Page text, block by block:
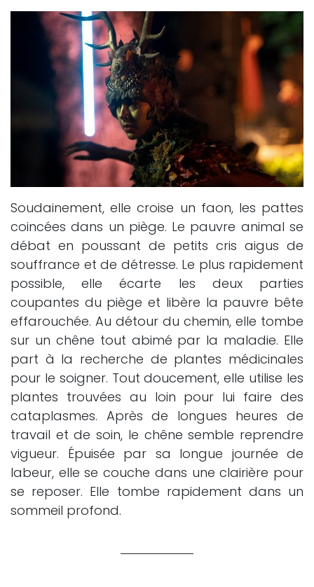
Soudainement, elle croise un faon, les pattes
coincées dans un piège. Le pauvre animal se
débat en poussant de petits cris aigus de
souffrance et de détresse. Le plus rapidement
possible, elle écarte les deux parties
coupantes du piège et libère la pauvre bête
effarouchée. Au détour du chemin, elle tombe
sur un chêne tout abimé par la maladie. Elle
part à la recherche de plantes médicinales
pour le soigner. Tout doucement, elle utilise les
plantes trouvées au loin pour lui faire des
cataplasmes. Après de longues heures de
travail et de soin, le chêne semble reprendre
vigueur. Épuisée par sa longue journée de
labeur, elle se couche dans une clairière pour
se reposer. Elle tombe rapidement dans un
sommeil profond.